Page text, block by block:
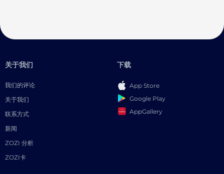
关于我们
我们的评论
关于我们
联系方式
新闻
ZOZI 分析
ZOZI卡
下载
App Store
Google Play
AppGallery